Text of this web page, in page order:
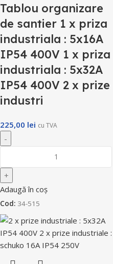
Tablou organizare
de santier 1 x priza
industriala : 5x16A
IP54 400V 1 x priza
industriala : 5x32A
IP54 400V 2 x prize
industri
225,00 lei cu TVA
Adaugă în coș
Cod: 34-515